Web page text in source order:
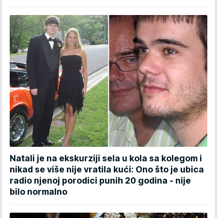
Natali je na ekskurziji sela u kola sa kolegom i
nikad se više nije vratila kući: Ono što je ubica
radio njenoj porodici punih 20 godina - nije
bilo normalno